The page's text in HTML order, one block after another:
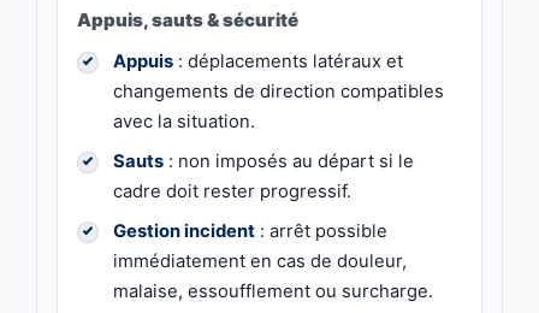
Appuis, sauts & sécurité
Appuis : déplacements latéraux et
changements de direction compatibles
avec la situation.
Sauts : non imposés au départ si le
cadre doit rester progressif.
Gestion incident : arrêt possible
immédiatement en cas de douleur,
malaise, essoufflement ou surcharge.